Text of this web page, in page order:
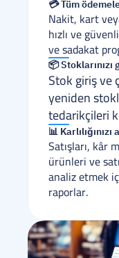
💳 Tüm
Nakit, kart
hızlı ve
ve sadakat
📦 Stoklarınızı
Stok giriş ve
yeniden
tedarikçileri
📊 Karlılığınızı
Satışları, kâr
ürünleri ve
analiz etmek
raporlar.